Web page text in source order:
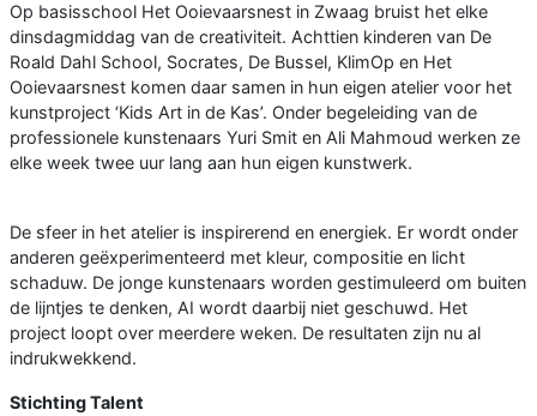
Op basisschool Het Ooievaarsnest in Zwaag bruist het elke
dinsdagmiddag van de creativiteit. Achttien kinderen van De
Roald Dahl School, Socrates, De Bussel, KlimOp en Het
Ooievaarsnest komen daar samen in hun eigen atelier voor het
kunstproject ‘Kids Art in de Kas’. Onder begeleiding van de
professionele kunstenaars Yuri Smit en Ali Mahmoud werken ze
elke week twee uur lang aan hun eigen kunstwerk.
De sfeer in het atelier is inspirerend en energiek. Er wordt onder
anderen geëxperimenteerd met kleur, compositie en licht
schaduw. De jonge kunstenaars worden gestimuleerd om buiten
de lijntjes te denken, AI wordt daarbij niet geschuwd. Het
project loopt over meerdere weken. De resultaten zijn nu al
indrukwekkend.
Stichting Talent